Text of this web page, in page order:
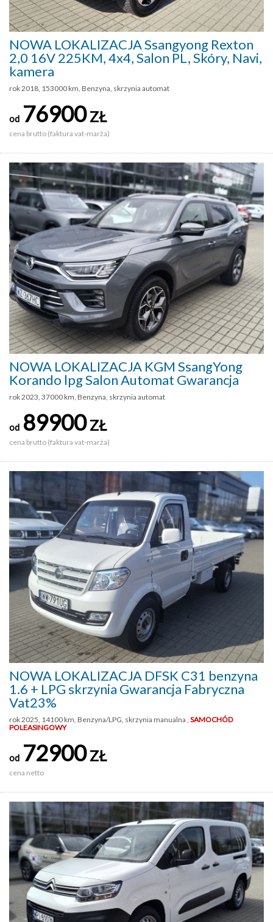
NOWA LOKALIZACJA Ssangyong Rexton
2,0 16V 225KM, 4x4, Salon PL, Skóry, Navi,
kamera
rok 2018, 153000 km, Benzyna, skrzynia automat
od 76900ZŁ
cena brutto (faktura vat-marża)
NOWA LOKALIZACJA KGM SsangYong
Korando lpg Salon Automat Gwarancja
rok 2023, 37000 km, Benzyna, skrzynia automat
od 89900ZŁ
cena brutto (faktura vat-marża)
NOWA LOKALIZACJA DFSK C31 benzyna
1.6 + LPG skrzynia Gwarancja Fabryczna
Vat23%
rok 2025, 14100 km, Benzyna/LPG, skrzynia manualna , SAMOCHÓD
POLEASINGOWY
od 72900ZŁ
cena netto